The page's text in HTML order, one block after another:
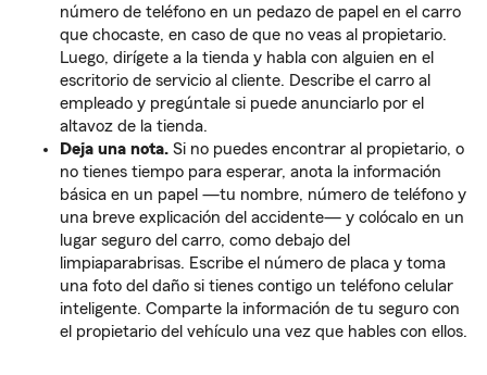
número de teléfono en un pedazo de papel en el carro
que chocaste, en caso de que no veas al propietario.
Luego, dirígete a la tienda y habla con alguien en el
escritorio de servicio al cliente. Describe el carro al
empleado y pregúntale si puede anunciarlo por el
altavoz de la tienda.
Deja una nota. Si no puedes encontrar al propietario, o
no tienes tiempo para esperar, anota la información
básica en un papel —tu nombre, número de teléfono y
una breve explicación del accidente— y colócalo en un
lugar seguro del carro, como debajo del
limpiaparabrisas. Escribe el número de placa y toma
una foto del daño si tienes contigo un teléfono celular
inteligente. Comparte la información de tu seguro con
el propietario del vehículo una vez que hables con ellos.